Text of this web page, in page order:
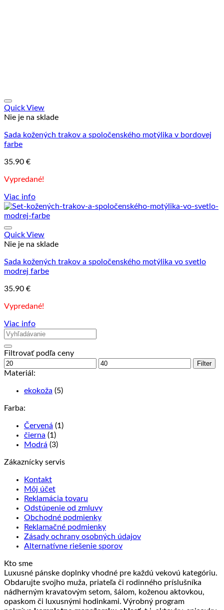
Quick View
Nie je na sklade
Sada kožených trakov a spoločenského motýlika v bordovej
farbe
35.90 €
Vypredané!
Viac info
Quick View
Nie je na sklade
Sada kožených trakov a spoločenského motýlika vo svetlo
modrej farbe
35.90 €
Vypredané!
Viac info
Filtrovať podľa ceny
Minimálna
cena
Maximálna
Filter
Materiál:
ekokoža (5)
Farba:
Červená (1)
čierna (1)
Modrá (3)
Zákaznícky servis
Kontakt
Môj účet
Reklamácia tovaru
Odstúpenie od zmluvy
Obchodné podmienky
Reklamačné podmienky
Zásady ochrany osobných údajov
Alternatívne riešenie sporov
Kto sme
Luxusné pánske doplnky vhodné pre každú vekovú kategóriu.
Obdarujte svojho muža, priateľa či rodinného príslušníka
nádherným kravatovým setom, šálom, koženou aktovkou,
opaskom či luxusnými hodinkami. Výrobný program